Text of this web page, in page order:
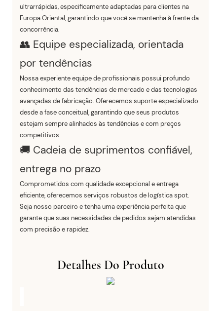
ultrarrápidas, especificamente adaptadas para clientes na
Europa Oriental, garantindo que você se mantenha à frente da
concorrência.
👥 Equipe especializada, orientada
por tendências
Nossa experiente equipe de profissionais possui profundo
conhecimento das tendências de mercado e das tecnologias
avançadas de fabricação. Oferecemos suporte especializado
desde a fase conceitual, garantindo que seus produtos
estejam sempre alinhados às tendências e com preços
competitivos.
🚚 Cadeia de suprimentos confiável,
entrega no prazo
Comprometidos com qualidade excepcional e entrega
eficiente, oferecemos serviços robustos de logística spot.
Seja nosso parceiro e tenha uma experiência perfeita que
garante que suas necessidades de pedidos sejam atendidas
com precisão e rapidez.
Detalhes Do Produto